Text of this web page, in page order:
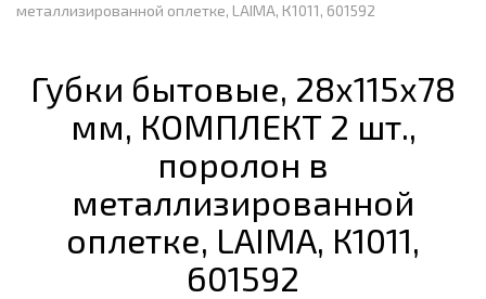
металлизированной оплетке, LAIMA, К1011, 601592
Губки бытовые, 28х115х78
мм, КОМПЛЕКТ 2 шт.,
поролон в
металлизированной
оплетке, LAIMA, К1011,
601592